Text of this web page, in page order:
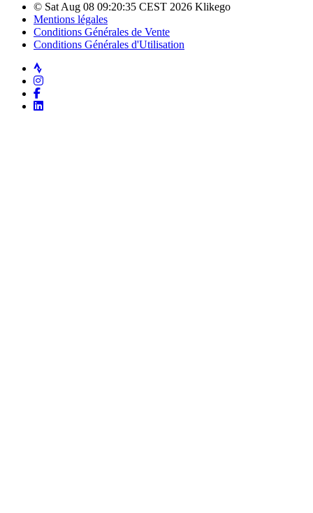
© Sat Aug 08 09:20:35 CEST 2026 Klikego
Mentions légales
Conditions Générales de Vente
Conditions Générales d'Utilisation
Strava
Instagram
Facebook
LinkedIn